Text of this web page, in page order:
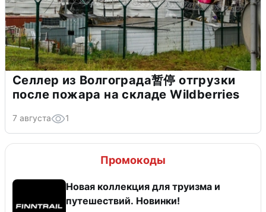
Селлер из Волгограда暂停 отгрузки
после пожара на складе Wildberries
7 августа 1
Промокоды
Новая коллекция для труизма и
путешествий. Новинки!